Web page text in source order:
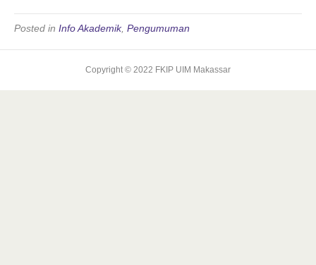
Posted in Info Akademik, Pengumuman
Copyright © 2022 FKIP UIM Makassar